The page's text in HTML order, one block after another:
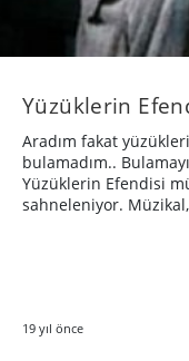
Yüzüklerin
Aradım fakat
bulamadım..
Yüzüklerin Efendisi
sahneleniyor. Müzikal,
19 yıl önce